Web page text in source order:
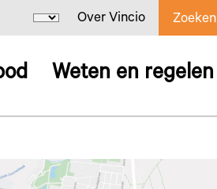
Over Vincio Zoeken
Weten en regelen